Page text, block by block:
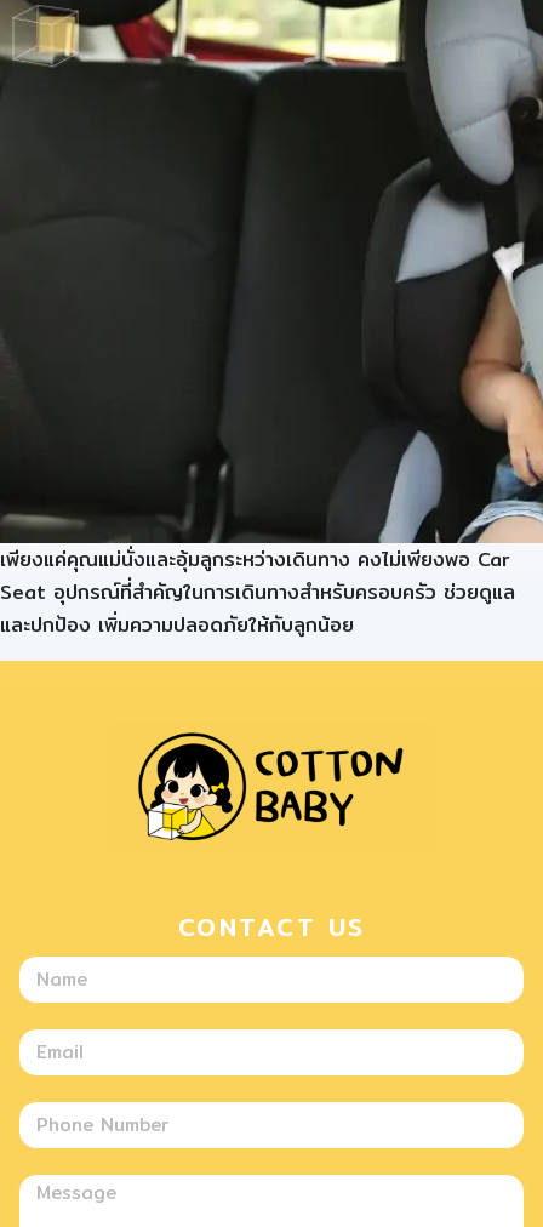
เพียงแค่คุณแม่นั่งและอุ้มลูกระหว่างเดินทาง คงไม่เพียงพอ Car
Seat อุปกรณ์ที่สำคัญในการเดินทางสำหรับครอบครัว ช่วยดูแล
และปกป้อง เพิ่มความปลอดภัยให้กับลูกน้อย
CONTACT US